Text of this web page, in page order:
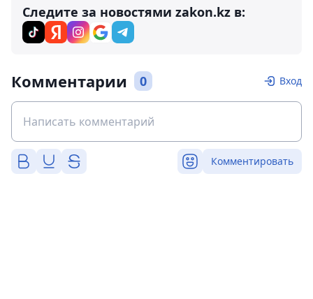
Следите за новостями zakon.kz в:
Комментарии 0 Вход
Комментировать